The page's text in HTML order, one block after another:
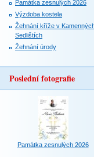
Památka zesnulých 2026
Výzdoba kostela
Žehnání kříže v
Sedlištích
Žehnání úrody
Poslední fotografie
Památka zesnulých 2026